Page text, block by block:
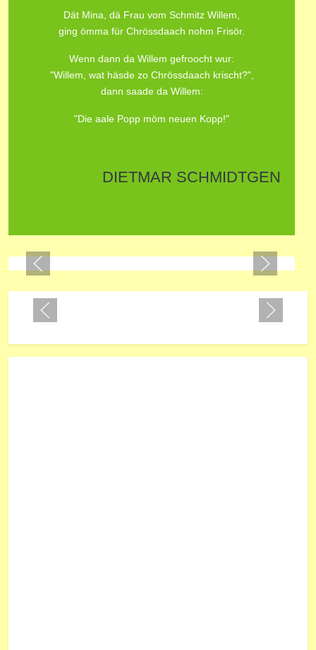
Dät Mina, dä Frau vom Schmitz Willem,
ging ömma für Chrössdaach nohm Frisör.
Wenn dann da Willem gefroocht wur:
"Willem, wat häsde zo Chrössdaach krischt?",
dann saade da Willem:
"Die aale Popp möm neuen Kopp!"
DIETMAR SCHMIDTGEN